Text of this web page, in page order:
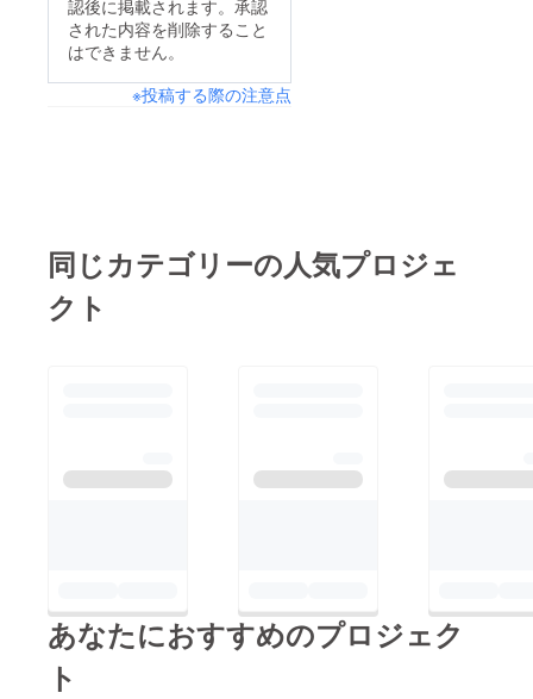
認後に掲載されます。承認
された内容を削除すること
はできません。
※投稿する際の注意点
同じカテゴリーの人気プロジェ
クト
あなたにおすすめのプロジェク
ト